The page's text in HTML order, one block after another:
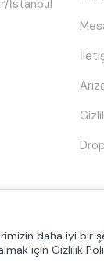
İstanbul
daha iyi bir
için Gizlilik